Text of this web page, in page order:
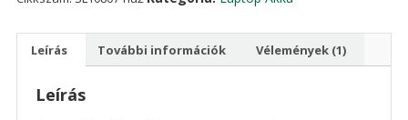
Leírás További információk Vélemények (1)
Leírás